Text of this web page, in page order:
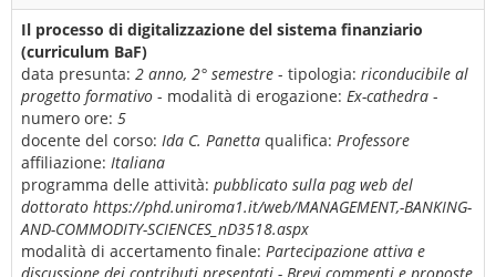
Il processo di digitalizzazione del sistema finanziario
(curriculum BaF)
data presunta: 2 anno, 2° semestre - tipologia: riconducibile al
progetto formativo - modalità di erogazione: Ex-cathedra -
numero ore: 5
docente del corso: Ida C. Panetta qualifica: Professore
affiliazione: Italiana
programma delle attività: pubblicato sulla pag web del
dottorato https://phd.uniroma1.it/web/MANAGEMENT,-BANKING-
AND-COMMODITY-SCIENCES_nD3518.aspx
modalità di accertamento finale: Partecipazione attiva e